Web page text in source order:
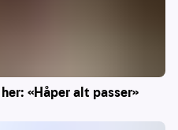
«Håper alt passer»